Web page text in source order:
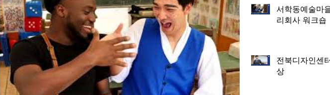
서학동예술마
리회사 워크숍
전북디자인센
상